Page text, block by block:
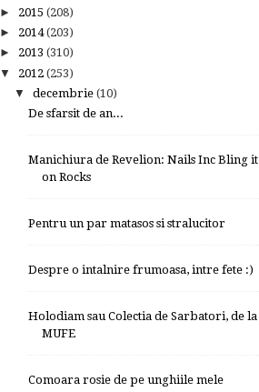
► 2015 (208)
► 2014(203)
► 2013 (310)
▼ 2012 (253)
▼ decembrie (10)
De sfarsit de an...
Manichiura de Revelion: Nails Inc Bling it
on Rocks
Pentru un par matasos si stralucitor
Despre o intalnire frumoasa, intre fete :)
Holodiam sau Colectia de Sarbatori, de la
MUFE
Comoara rosie de pe unghiile mele